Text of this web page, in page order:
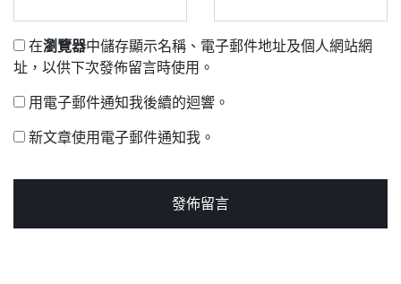
在瀏覽器中儲存顯示名稱、電子郵件地址及個人網站網
址，以供下次發佈留言時使用。
用電子郵件通知我後續的迴響。
新文章使用電子郵件通知我。